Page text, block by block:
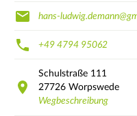
hans-
+49 4794 95062
Schulstraße 111
27726 Worpswede
Wegbeschreibung